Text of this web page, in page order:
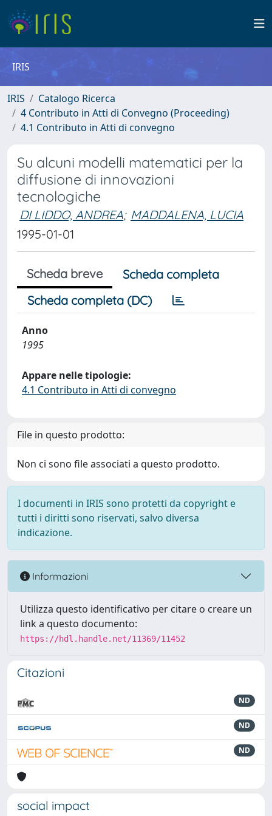
IRIS
IRIS
Catalogo Ricerca
4 Contributo in Atti di Convegno (Proceeding)
4.1 Contributo in Atti di convegno
Su alcuni modelli matematici per la
diffusione di innovazioni
tecnologiche
DI LIDDO, ANDREA; MADDALENA, LUCIA
1995-01-01
Scheda breve
Scheda completa
Scheda completa (DC)
Anno
1995
Appare nelle tipologie:
4.1 Contributo in Atti di convegno
File in questo prodotto:
Non ci sono file associati a questo prodotto.
I documenti in IRIS sono protetti da copyright e
tutti i diritti sono riservati, salvo diversa
indicazione.
Informazioni
Utilizza questo identificativo per citare o creare un
link a questo documento:
https://hdl.handle.net/11369/11452
Citazioni
ND
ND
ND
social impact